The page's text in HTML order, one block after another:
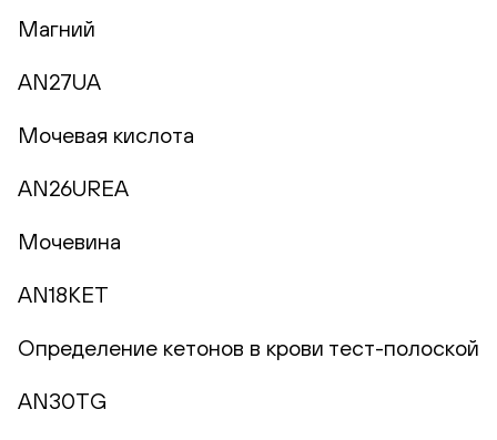
Магний
AN27UA
Мочевая кислота
AN26UREA
Мочевина
AN18KET
Определение кетонов в крови тест-полоской
AN30TG